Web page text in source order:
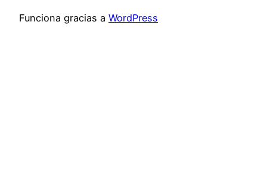
Funciona gracias a WordPress